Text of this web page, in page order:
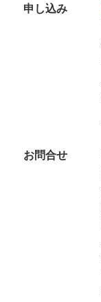
申し込み
お問合せ